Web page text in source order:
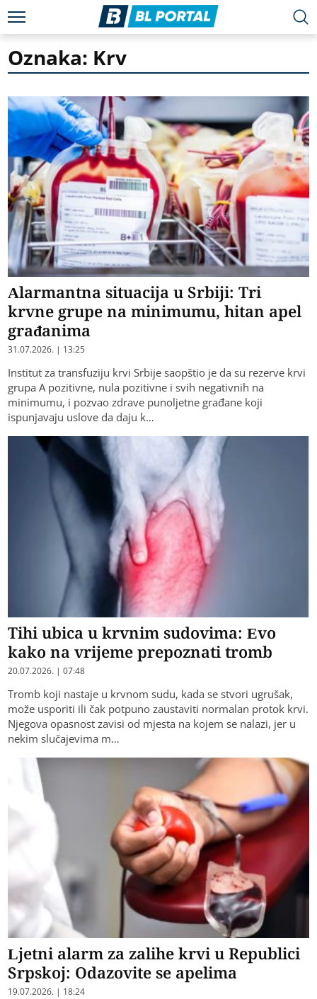
Oznaka: Krv
Alarmantna situacija u Srbiji: Tri
krvne grupe na minimumu, hitan apel
građanima
31.07.2026. | 13:25
Institut za transfuziju krvi Srbije saopštio je da su rezerve krvi
grupa A pozitivne, nula pozitivne i svih negativnih na
minimumu, i pozvao zdrave punoljetne građane koji
ispunjavaju uslove da daju k…
Tihi ubica u krvnim sudovima: Evo
kako na vrijeme prepoznati tromb
20.07.2026. | 07:48
Tromb koji nastaje u krvnom sudu, kada se stvori ugrušak,
može usporiti ili čak potpuno zaustaviti normalan protok krvi.
Njegova opasnost zavisi od mjesta na kojem se nalazi, jer u
nekim slučajevima m…
Ljetni alarm za zalihe krvi u Republici
Srpskoj: Odazovite se apelima
19.07.2026. | 18:24